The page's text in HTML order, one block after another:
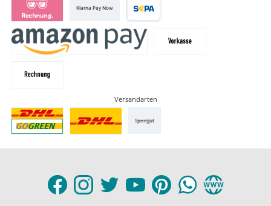
Klarna Pay Now
Versandarten
Sperrgut